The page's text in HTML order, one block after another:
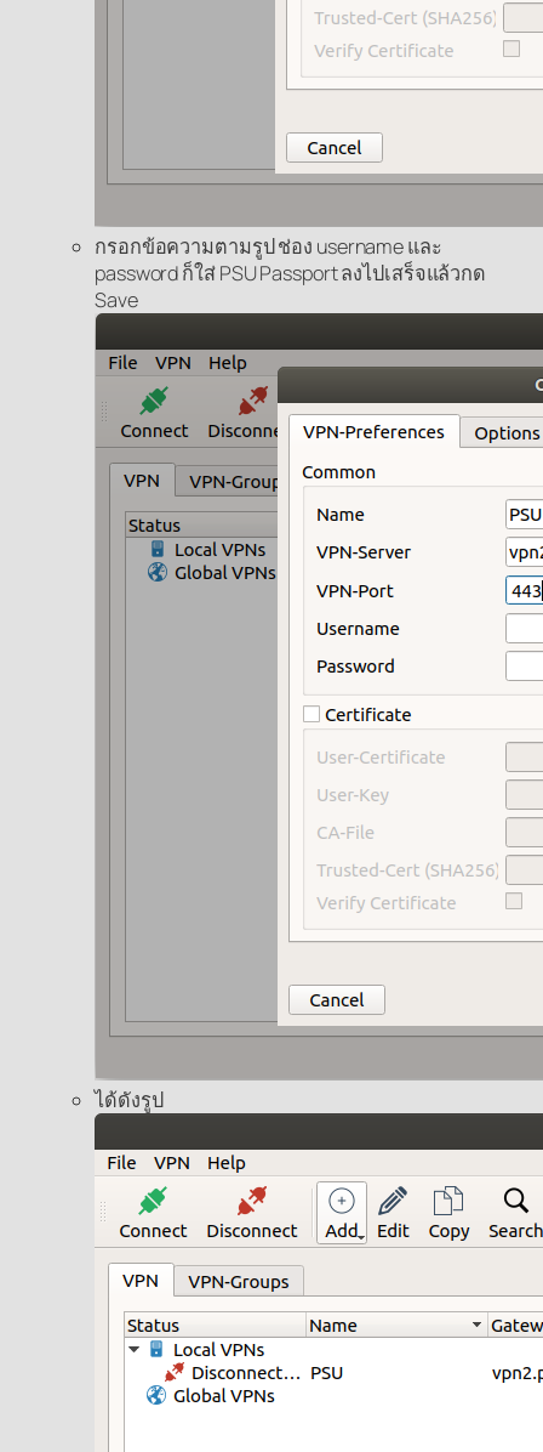
กรอกข้อความตามรูป ช่อง username และ
password ก็ใส่ PSU Passport ลงไปเสร็จแล้วกด
Save
ได้ดังรูป